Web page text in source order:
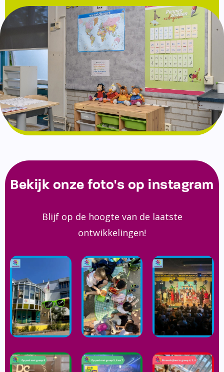
Bekijk onze foto's op instagram
Blijf op de hoogte van de laatste
ontwikkelingen!